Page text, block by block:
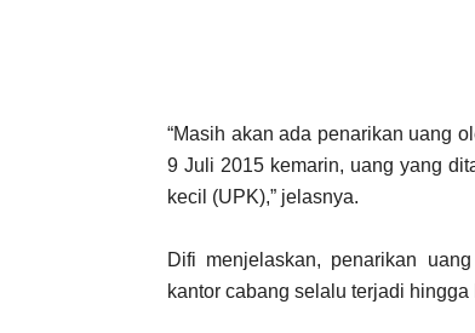
“Masih akan ada penarikan uang
9 Juli 2015 kemarin, uang yang
kecil (UPK),” jelasnya.
Difi menjelaskan, penarikan
kantor cabang selalu terjadi hingga